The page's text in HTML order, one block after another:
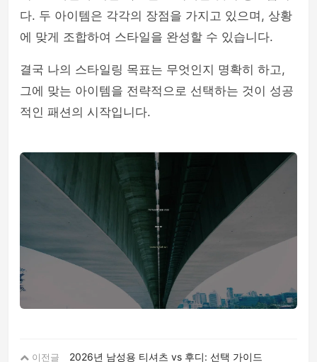
다. 두 아이템은 각각의 장점을 가지고 있으며, 상황
에 맞게 조합하여 스타일을 완성할 수 있습니다.
결국 나의 스타일링 목표는 무엇인지 명확히 하고,
그에 맞는 아이템을 전략적으로 선택하는 것이 성공
적인 패션의 시작입니다.
이전글
2026년 남성용 티셔츠 vs 후디: 선택 가이드